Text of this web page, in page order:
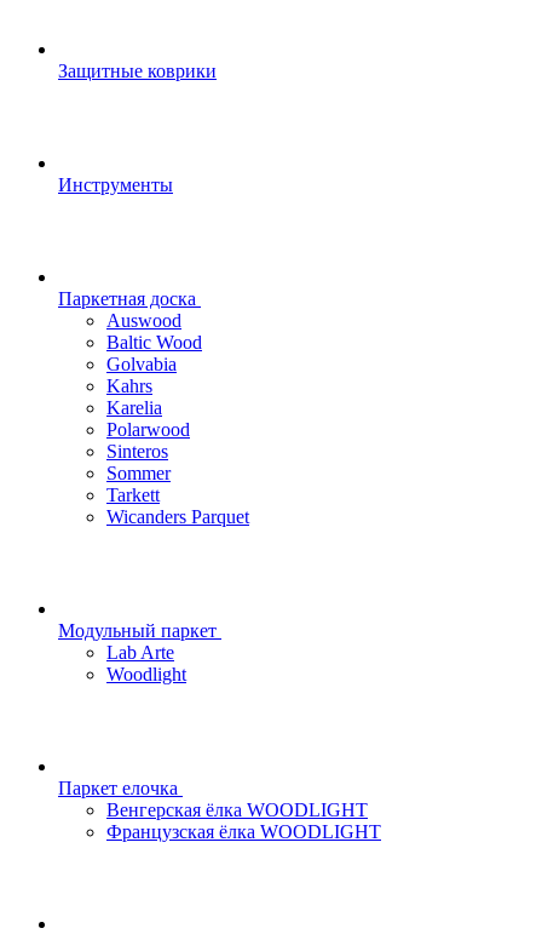
Защитные коврики
Инструменты
Паркетная доска
Auswood
Baltic Wood
Golvabia
Kahrs
Karelia
Polarwood
Sinteros
Sommer
Tarkett
Wicanders Parquet
Модульный паркет
Lab Arte
Woodlight
Паркет елочка
Венгерская ёлка WOODLIGHT
Французская ёлка WOODLIGHT